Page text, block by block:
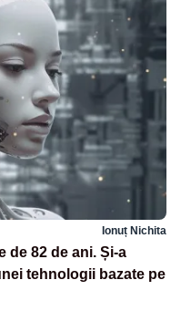
Ionuț Nichita
de 82 de ani. Și-a
tehnologii bazate pe